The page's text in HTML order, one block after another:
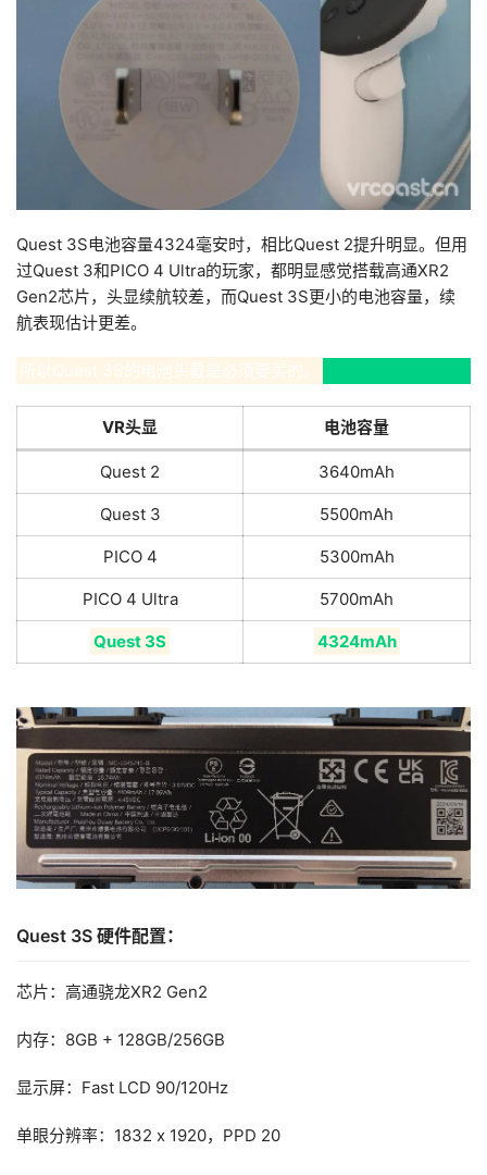
页
业
态
Quest 3S电池容量4324毫安时，相比Quest 2提升明显。但用
过Quest 3和PICO 4 Ultra的玩家，都明显感觉搭载高通XR2
Gen2芯片，头显续航较差，而Quest 3S更小的电池容量，续
航表现估计更差。
所以Quest 3S的电池头戴是必须要买的。
VR头显 电池容量
Quest 2 3640mAh
Quest 3 5500mAh
PICO 4 5300mAh
PICO 4 Ultra 5700mAh
Quest 3S 4324mAh
Quest 3S 硬件配置：
芯片：高通骁龙XR2 Gen2
内存：8GB + 128GB/256GB
显示屏：Fast LCD 90/120Hz
单眼分辨率：1832 x 1920，PPD 20